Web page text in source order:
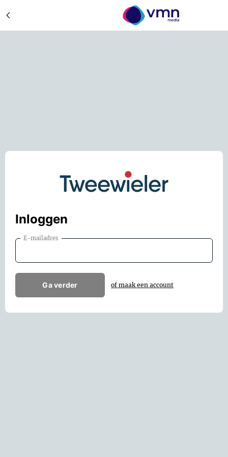
Inloggen
E-mailadres
Ga verder of maak een account